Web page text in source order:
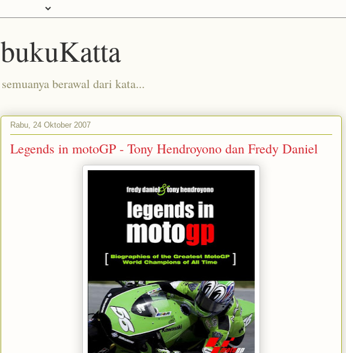
bukuKatta
semuanya berawal dari kata...
Rabu, 24 Oktober 2007
Legends in motoGP - Tony Hendroyono dan Fredy Daniel